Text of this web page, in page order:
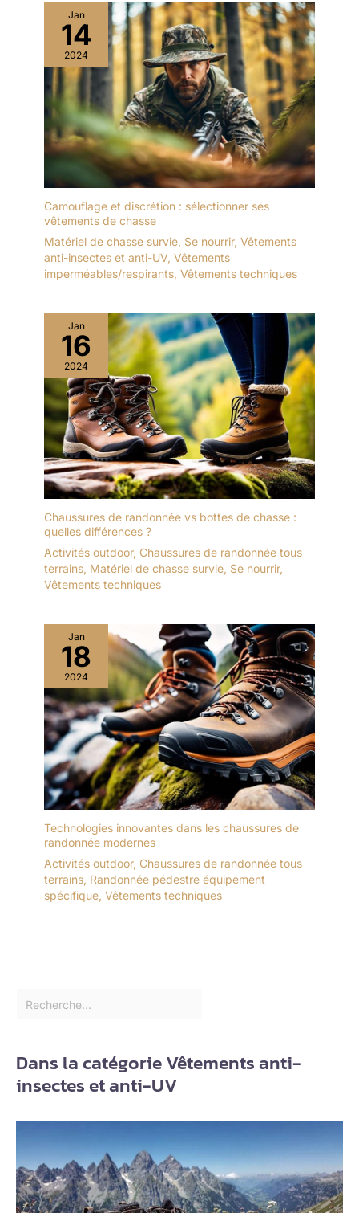
Jan
14
2024
Camouflage et discrétion : sélectionner ses
vêtements de chasse
Matériel de chasse survie, Se nourrir, Vêtements
anti-insectes et anti-UV, Vêtements
imperméables/respirants, Vêtements techniques
Jan
16
2024
Chaussures de randonnée vs bottes de chasse :
quelles différences ?
Activités outdoor, Chaussures de randonnée tous
terrains, Matériel de chasse survie, Se nourrir,
Vêtements techniques
Jan
18
2024
Technologies innovantes dans les chaussures de
randonnée modernes
Activités outdoor, Chaussures de randonnée tous
terrains, Randonnée pédestre équipement
spécifique, Vêtements techniques
Dans la catégorie Vêtements anti-
insectes et anti-UV